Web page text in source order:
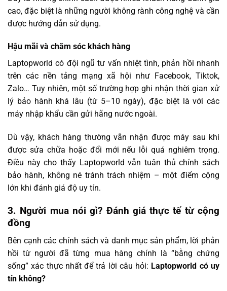
cao, đặc biệt là những người không rành công nghệ và cần
được hướng dẫn sử dụng.
Hậu mãi và chăm sóc khách hàng
Laptopworld có đội ngũ tư vấn nhiệt tình, phản hồi nhanh
trên các nền tảng mạng xã hội như Facebook, Tiktok,
Zalo… Tuy nhiên, một số trường hợp ghi nhận thời gian xử
lý bảo hành khá lâu (từ 5–10 ngày), đặc biệt là với các
máy nhập khẩu cần gửi hãng nước ngoài.
Dù vậy, khách hàng thường vẫn nhận được máy sau khi
được sửa chữa hoặc đổi mới nếu lỗi quá nghiêm trọng.
Điều này cho thấy Laptopworld vẫn tuân thủ chính sách
bảo hành, không né tránh trách nhiệm – một điểm cộng
lớn khi đánh giá độ uy tín.
3. Người mua nói gì? Đánh giá thực tế từ cộng
đồng
Bên cạnh các chính sách và danh mục sản phẩm, lời phản
hồi từ người đã từng mua hàng chính là “bằng chứng
sống” xác thực nhất để trả lời câu hỏi: Laptopworld có uy
tín không?